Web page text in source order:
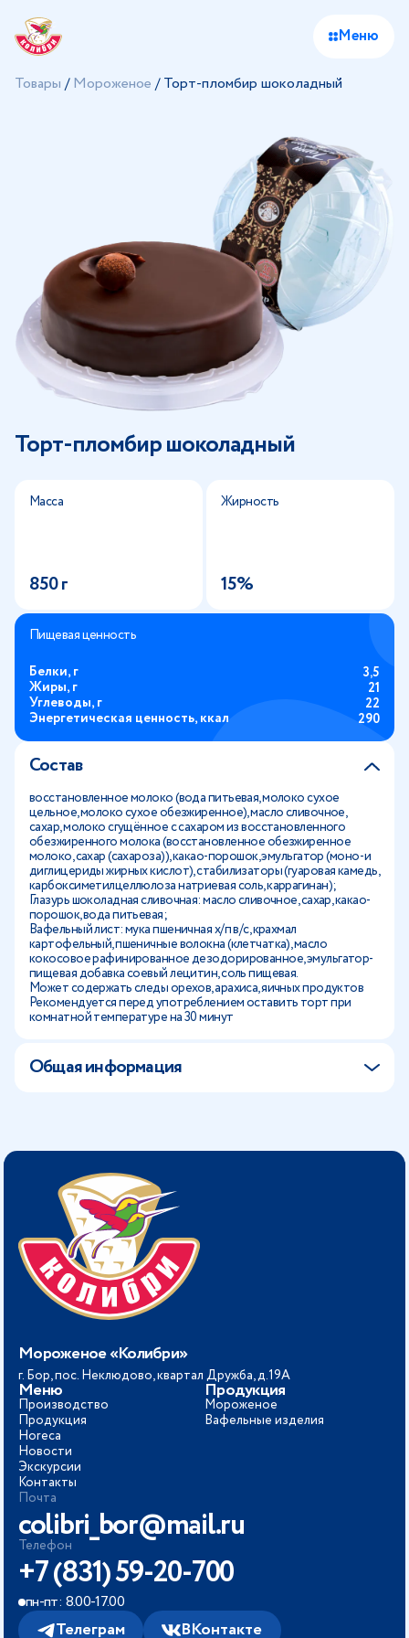
Меню
Товары /Мороженое /Торт-пломбир шоколадный
Торт-пломбир шоколадный
Масса
850 г
Жирность
15%
Пищевая ценность
Белки, г 3,5
Жиры, г 21
Углеводы, г 22
Энергетическая ценность, ккал 290
Состав
восстановленное молоко (вода питьевая, молоко сухое
цельное, молоко сухое обезжиренное), масло сливочное,
сахар, молоко сгущённое с сахаром из восстановленного
обезжиренного молока (восстановленное обезжиренное
молоко, сахар (сахароза)), какао-порошок, эмульгатор (моно- и
диглицериды жирных кислот), стабилизаторы (гуаровая камедь,
карбоксиметилцеллюлоза натриевая соль, каррагинан);
Глазурь шоколадная сливочная: масло сливочное, сахар, какао-
порошок, вода питьевая;
Вафельный лист: мука пшеничная х/п в/с, крахмал
картофельный, пшеничные волокна (клетчатка), масло
кокосовое рафинированное дезодорированное, эмульгатор-
пищевая добавка соевый лецитин, соль пищевая.
Может содержать следы орехов, арахиса, яичных продуктов
Рекомендуется перед употреблением оставить торт при
комнатной температуре на 30 минут
Общая информация
Мороженое «Колибри»
г. Бор, пос. Неклюдово, квартал Дружба, д.19А
Меню
Производство
Продукция
Horeca
Новости
Экскурсии
Контакты
Продукция
Мороженое
Вафельные изделия
Почта
colibri_bor@mail.ru
Телефон
+7 (831) 59-20-700
пн-пт: 8.00-17.00
Телеграм ВКонтакте